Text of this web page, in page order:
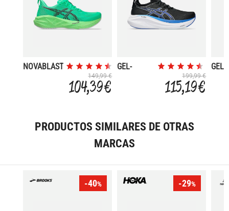
NOVABLAST
149,99 €
104,39 €
GEL-
199,99 €
115,19 €
GEL-
PRODUCTOS SIMILARES DE OTRAS
MARCAS
-40% -29%